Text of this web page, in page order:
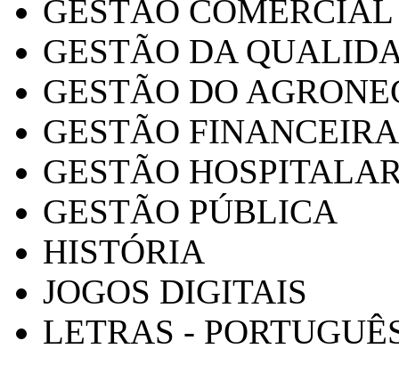
GESTÃO COMERCIAL
GESTÃO DA
GESTÃO DO
GESTÃO FINANCEIRA
GESTÃO
GESTÃO PÚBLICA
HISTÓRIA
JOGOS DIGITAIS
LETRAS -